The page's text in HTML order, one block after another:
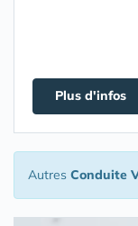
Plus d'infos
Autres Conduite